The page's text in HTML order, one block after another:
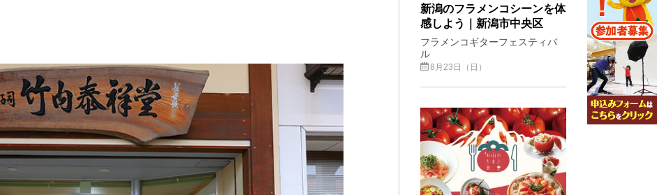
新潟のフラメンコシーンを体
感しよう｜新潟市中央区
フラメンコギターフェスティバ
ル
8月23日（日）